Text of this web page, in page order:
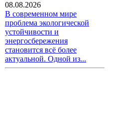
08.08.2026
В современном мире
проблема экологической
устойчивости и
энергосбережения
становится всё более
актуальной. Одной из...